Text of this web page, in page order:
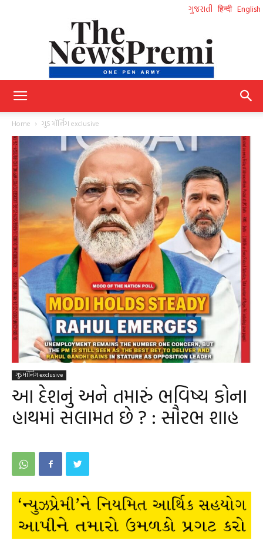
ગુજરાતી हिन्दी English
Gujarati
Home ગુડ મૉર્નિંગ exclusive
ગુડ મૉર્નિંગ exclusive
આ દેશનું અને તમારું ભવિષ્ય કોના
હાથમાં સલામત છે ? : સૌરભ શાહ